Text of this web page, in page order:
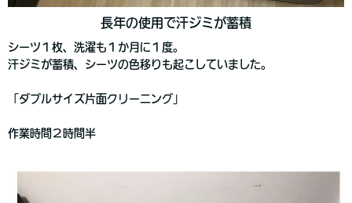
長年の使用で汗ジミが蓄積
シーツ１枚、洗濯も１か月に１度。
汗ジミが蓄積、シーツの色移りも起こしていました。
「ダブルサイズ片面クリーニング」
作業時間２時間半